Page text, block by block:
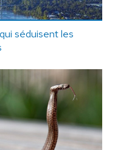
séduisent les